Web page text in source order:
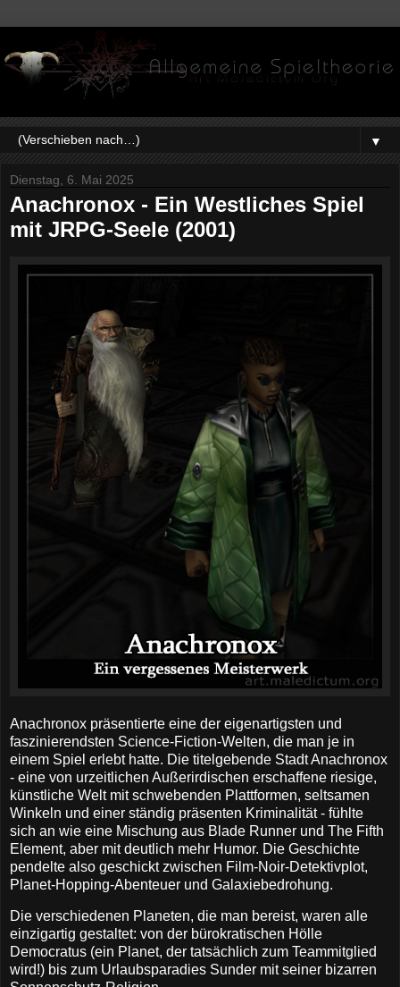
▼
Dienstag, 6. Mai 2025
Anachronox - Ein Westliches Spiel
mit JRPG-Seele (2001)
Anachronox präsentierte eine der eigenartigsten und
faszinierendsten Science-Fiction-Welten, die man je in
einem Spiel erlebt hatte. Die titelgebende Stadt Anachronox
- eine von urzeitlichen Außerirdischen erschaffene riesige,
künstliche Welt mit schwebenden Plattformen, seltsamen
Winkeln und einer ständig präsenten Kriminalität - fühlte
sich an wie eine Mischung aus Blade Runner und The Fifth
Element, aber mit deutlich mehr Humor. Die Geschichte
pendelte also geschickt zwischen Film-Noir-Detektivplot,
Planet-Hopping-Abenteuer und Galaxiebedrohung.
Die verschiedenen Planeten, die man bereist, waren alle
einzigartig gestaltet: von der bürokratischen Hölle
Democratus (ein Planet, der tatsächlich zum Teammitglied
wird!) bis zum Urlaubsparadies Sunder mit seiner bizarren